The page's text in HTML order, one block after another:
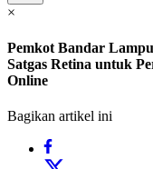
×
Pemkot Bandar
Satgas Retina untuk
Online
Bagikan artikel ini